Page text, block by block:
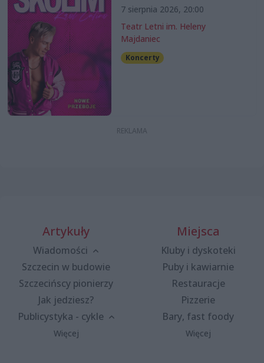
7 sierpnia 2026, 20:00
Teatr Letni im. Heleny
Majdaniec
Koncerty
Artykuły
Wiadomości
Szczecin w budowie
Szczecińscy pionierzy
Jak jedziesz?
Publicystyka - cykle
Więcej
Miejsca
Kluby i dyskoteki
Puby i kawiarnie
Restauracje
Pizzerie
Bary, fast foody
Więcej